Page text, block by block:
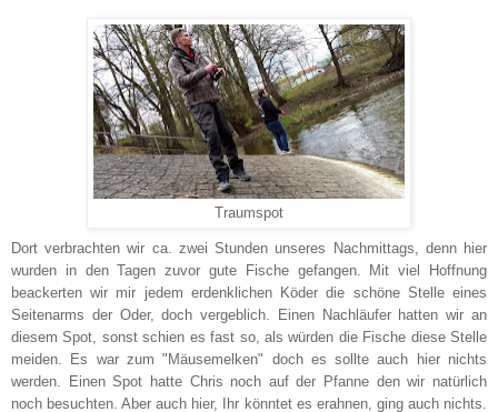
Traumspot
Dort verbrachten wir ca. zwei Stunden unseres Nachmittags, denn hier
wurden in den Tagen zuvor gute Fische gefangen. Mit viel Hoffnung
beackerten wir mir jedem erdenklichen Köder die schöne Stelle eines
Seitenarms der Oder, doch vergeblich. Einen Nachläufer hatten wir an
diesem Spot, sonst schien es fast so, als würden die Fische diese Stelle
meiden. Es war zum "Mäusemelken" doch es sollte auch hier nichts
werden. Einen Spot hatte Chris noch auf der Pfanne den wir natürlich
noch besuchten. Aber auch hier, Ihr könntet es erahnen, ging auch nichts.